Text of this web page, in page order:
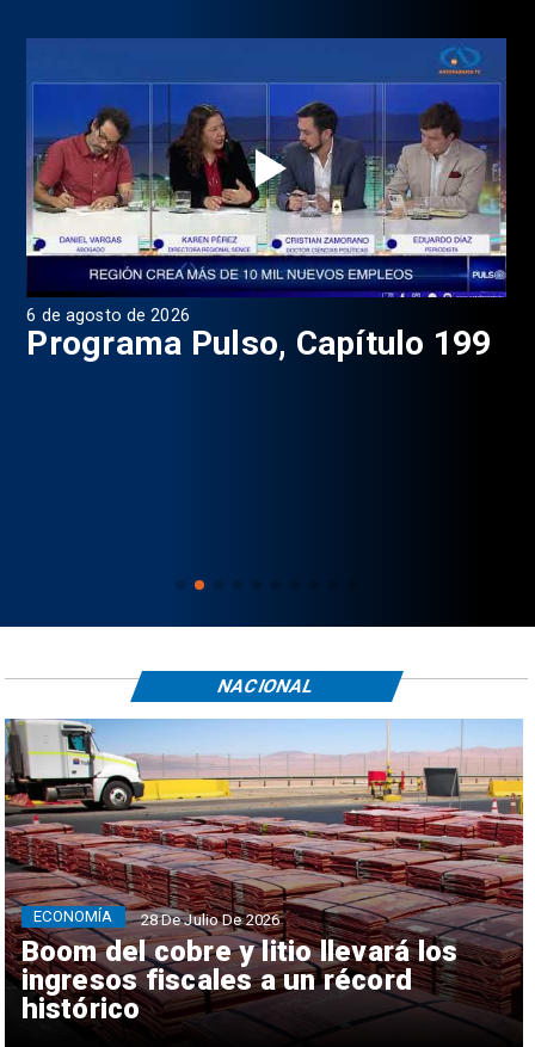
6 de agosto de 2026
Programa Pulso, Capítulo 199
Boom del cobre y litio llevará los
ingresos fiscales a un récord
histórico
ECONOMÍA 28 De Julio De 2026
NACIONAL